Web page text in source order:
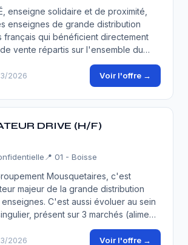
enseigne solidaire et de proximité,
enseignes de grande distribution
qui bénéficient directement
vente répartis sur l'ensemble du…
2026 Voir l'offre →
DRIVE (H/F)
📍 01 - Boisse
Mousquetaires, c'est
majeur de la grande distribution
C'est aussi évoluer au sein
présent sur 3 marchés (alime…
2026 Voir l'offre →